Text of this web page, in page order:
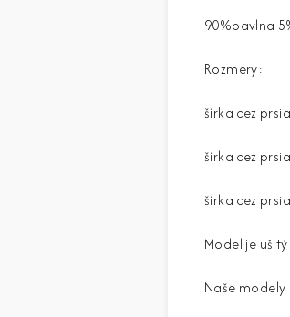
90%bavlna
Rozmery:
šírka cez
šírka cez
šírka cez
Model je
Naše